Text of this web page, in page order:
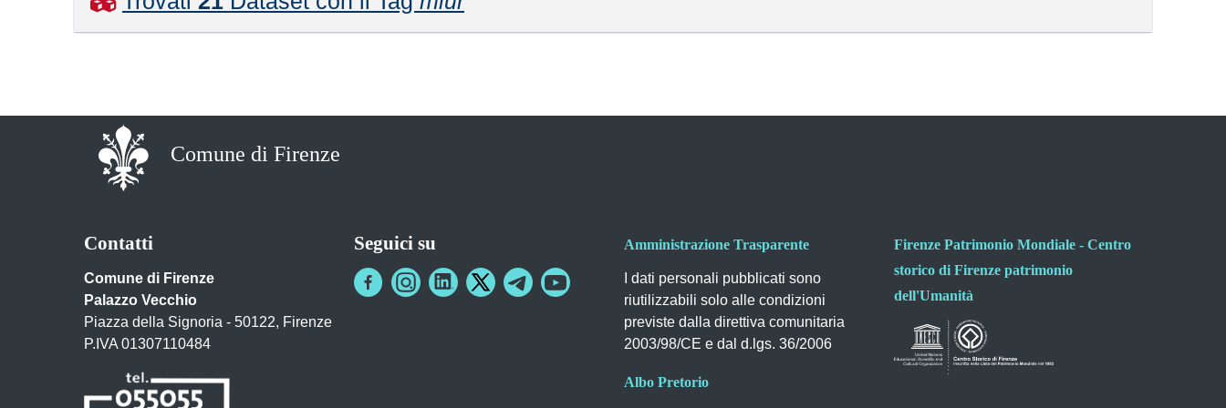
Comune di Firenze
Contatti
Comune di Firenze
Palazzo Vecchio
Piazza della Signoria - 50122, Firenze
P.IVA 01307110484
Seguici su Amministrazione Trasparente
I dati personali pubblicati sono
riutilizzabili solo alle condizioni
previste dalla direttiva comunitaria
2003/98/CE e dal d.lgs. 36/2006
Albo Pretorio
Firenze Patrimonio Mondiale - Centro
storico di Firenze patrimonio
dell'Umanità